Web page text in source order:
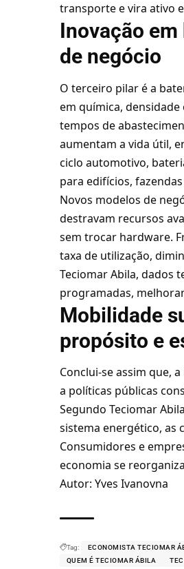
transporte e vira ativo
Inovação
de negócio
O terceiro pilar é a
em química,
tempos de
aumentam a vida útil,
ciclo automotivo,
para edifícios,
Novos modelos de
destravam recursos
sem trocar hardware.
taxa de utilização,
Teciomar Abila, dados
programadas,
Mobilidade
propósito e
Conclui-se assim que,
a políticas públicas
Segundo Teciomar
sistema energético, as
Consumidores e
economia se
Autor: Yves Ivanovna
Tag: ECONOMISTA TECIOMAR
QUEM É TECIOMAR ÁBILA